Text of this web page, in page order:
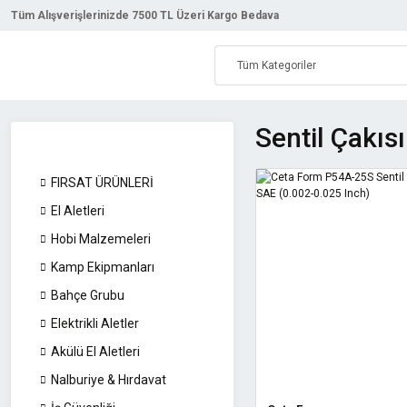
Tüm Alışverişlerinizde 7500 TL Üzeri Kargo Bedava
FIRSAT ÜRÜNLERİ
El Aletleri
Hobi Malzemeleri
Kamp Ekipmanları
Bahçe Grubu
Elektrikli Aletler
Akülü El Aletleri
Nalburiye & Hırdavat
Sentil Çakısı